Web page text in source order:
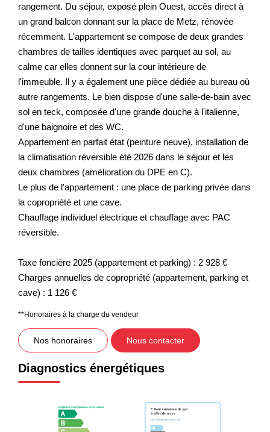
rangement. Du séjour, exposé plein Ouest, accès direct à
un grand balcon donnant sur la place de Metz, rénovée
récemment. L'appartement se compose de deux grandes
chambres de tailles identiques avec parquet au sol, au
calme car elles donnent sur la cour intérieure de
l'immeuble. Il y a également une pièce dédiée au bureau où
autre rangements. Le bien dispose d'une salle-de-bain avec
sol en teck, composée d'une grande douche à l'italienne,
d'une baignoire et des WC.
Appartement en parfait état (peinture neuve), installation de
la climatisation réversible été 2026 dans le séjour et les
deux chambres (amélioration du DPE en C).
Le plus de l'appartement : une place de parking privée dans
la copropriété et une cave.
Chauffage individuel électrique et chauffage avec PAC
réversible.
Taxe foncière 2025 (appartement et parking) : 2 928 €
Charges annuelles de copropriété (appartement, parking et
cave) : 1 126 €
**Honoraires à la charge du vendeur
Nos honoraires Nous contacter
Diagnostics énergétiques